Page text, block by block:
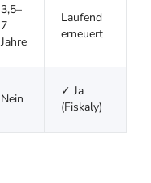
3,5–
7
Jahre
Laufend
erneuert
Nein
✓ Ja
(Fiskaly)